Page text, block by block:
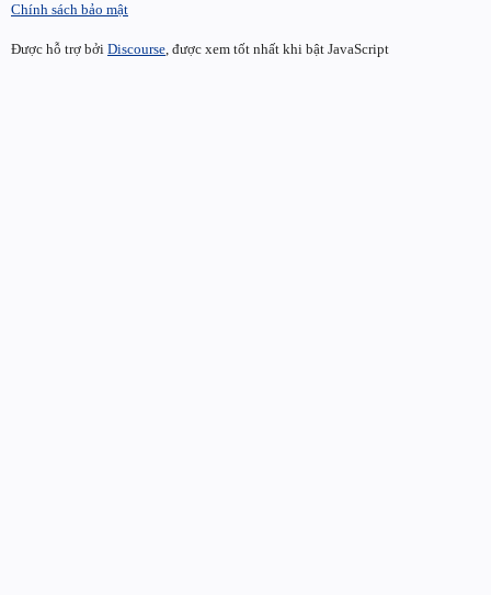
Chính sách bảo mật
Được hỗ trợ bởi Discourse , được xem tốt nhất khi bật JavaScript